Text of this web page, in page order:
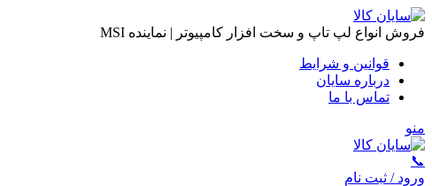
فروش انواع لپ تاپ و سخت افزار کامپیوتر | نماینده MSI
قوانین و شرایط
درباره سایان
تماس با ما
منو
📞
ورود / ثبت نام